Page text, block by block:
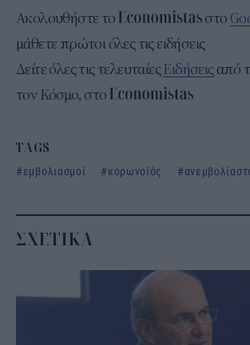
Ακολουθήστε το στο
μάθετε πρώτοι όλες τις ειδήσεις
Δείτε όλες τις τελευταίεςΕιδήσειςαπό
τον Κόσμο, στο
TAGS
εμβολιασμοί
κορωνοϊός
ΣΧΕΤΙΚΑ